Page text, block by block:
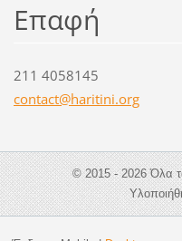
Επαφή
211 4058145
contact@haritini.org
© 2015 - 2026 Όλα